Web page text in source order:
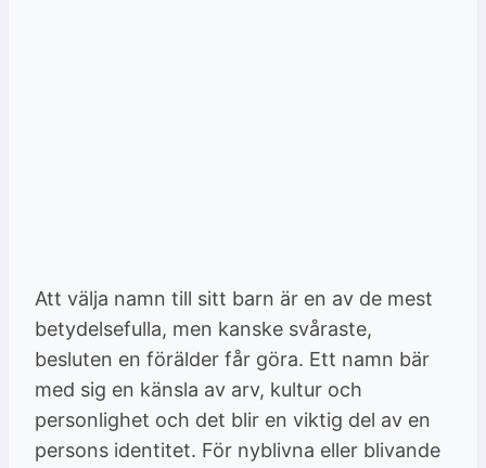
Att välja namn till sitt barn är en av de mest
betydelsefulla, men kanske svåraste,
besluten en förälder får göra. Ett namn bär
med sig en känsla av arv, kultur och
personlighet och det blir en viktig del av en
persons identitet. För nyblivna eller blivande